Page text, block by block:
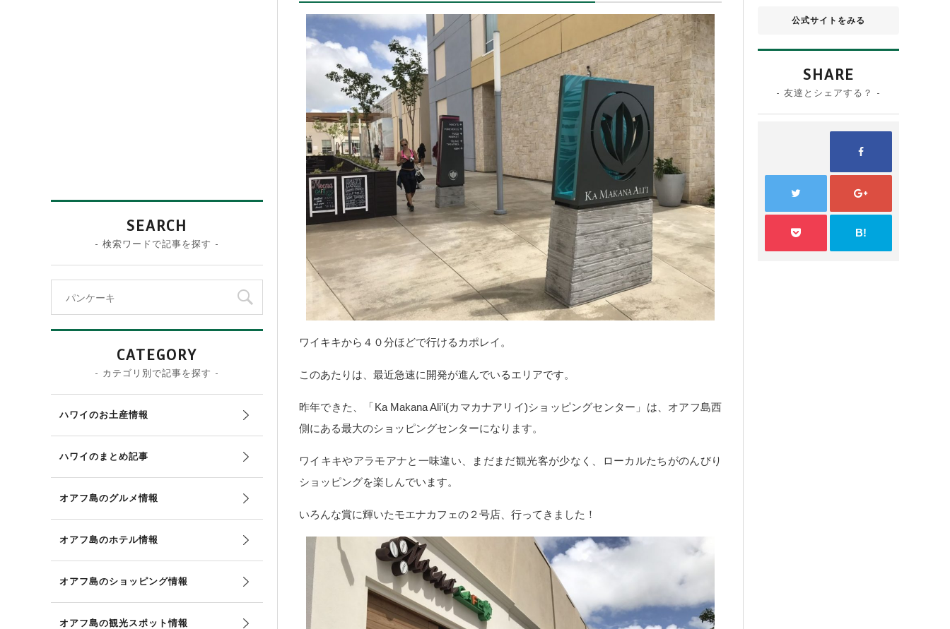
ワイキキから４０分ほどで行けるカポレイ。
このあたりは、最近急速に開発が進んでいるエリアです。
昨年できた、「Ka Makana Ali’i(カマカナアリイ)ショッピングセンター」は、オアフ島西
側にある最大のショッピングセンターになります。
ワイキキやアラモアナと一味違い、まだまだ観光客が少なく、ローカルたちがのんびり
ショッピングを楽しんでいます。
いろんな賞に輝いたモエナカフェの２号店、行ってきました！
公式サイトをみる
SHARE
- 友達とシェアする？ -
B!
SEARCH
- 検索ワードで記事を探す -
CATEGORY
- カテゴリ別で記事を探す -
ハワイのお土産情報
ハワイのまとめ記事
オアフ島のグルメ情報
オアフ島のホテル情報
オアフ島のショッピング情報
オアフ島の観光スポット情報